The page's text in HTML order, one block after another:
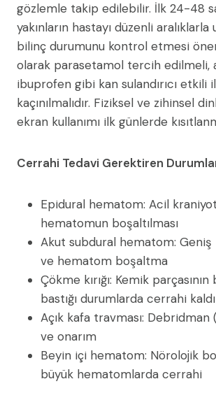
gözlemle takip edilebilir. İlk 24-48
yakınların hastayı düzenli aralıklarla
bilinç durumunu kontrol etmesi
olarak parasetamol tercih edilmeli,
ibuprofen gibi kan sulandırıcı etkili
kaçınılmalıdır. Fiziksel ve zihinsel
ekran kullanımı ilk günlerde
Cerrahi Tedavi Gerektiren
Epidural hematom: Acil
hematomun boşaltılması
Akut subdural hematom:
ve hematom boşaltma
Çökme kırığı: Kemik
bastığı durumlarda cerrahi
Açık kafa travması:
ve onarım
Beyin içi hematom: Nörolojik
büyük hematomlarda cerrahi